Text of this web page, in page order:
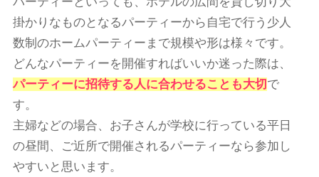
掛かりなものとなるパーティーから自宅で行う少人
数制のホームパーティーまで規模や形は様々です。
どんなパーティーを開催すればいいか迷った際は、
パーティーに招待する人に合わせることも大切 で
す。
主婦などの場合、お子さんが学校に行っている平日
の昼間、ご近所で開催されるパーティーなら参加し
やすいと思います。